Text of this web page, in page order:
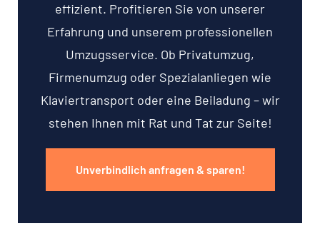
effizient. Profitieren Sie von unserer
Erfahrung und unserem professionellen
Umzugsservice. Ob Privatumzug,
Firmenumzug oder Spezialanliegen wie
Klaviertransport oder eine Beiladung – wir
stehen Ihnen mit Rat und Tat zur Seite!
Unverbindlich anfragen & sparen!